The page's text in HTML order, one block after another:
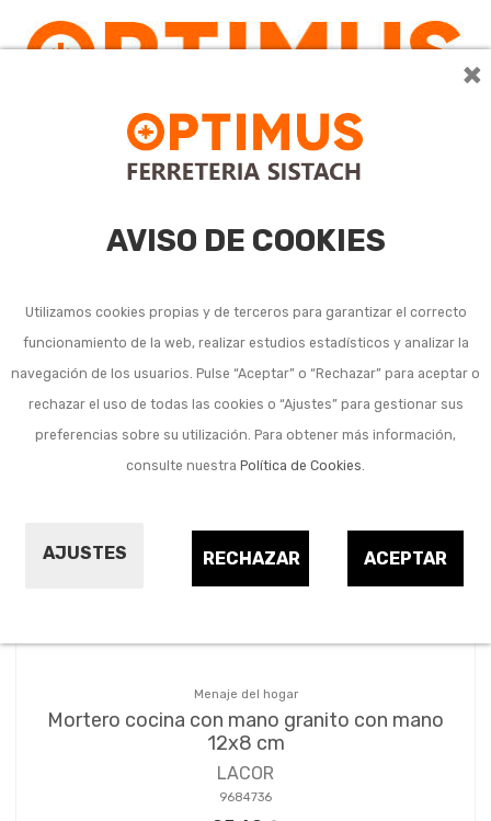
×
AVISO DE COOKIES
Utilizamos cookies propias y de terceros para garantizar el correcto
funcionamiento de la web, realizar estudios estadísticos y analizar la
navegación de los usuarios. Pulse “Aceptar” o “Rechazar” para aceptar o
rechazar el uso de todas las cookies o “Ajustes” para gestionar sus
preferencias sobre su utilización. Para obtener más información,
consulte nuestra Política de Cookies.
AJUSTES ACEPTAR
RECHAZAR
Molinillos y morteros de
cocina
Menaje del hogar
Mortero cocina con mano granito con mano
12x8 cm
LACOR
9684736